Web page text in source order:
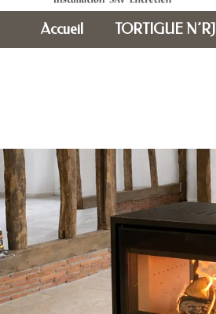
Accueil TORTIGUE N’RJ